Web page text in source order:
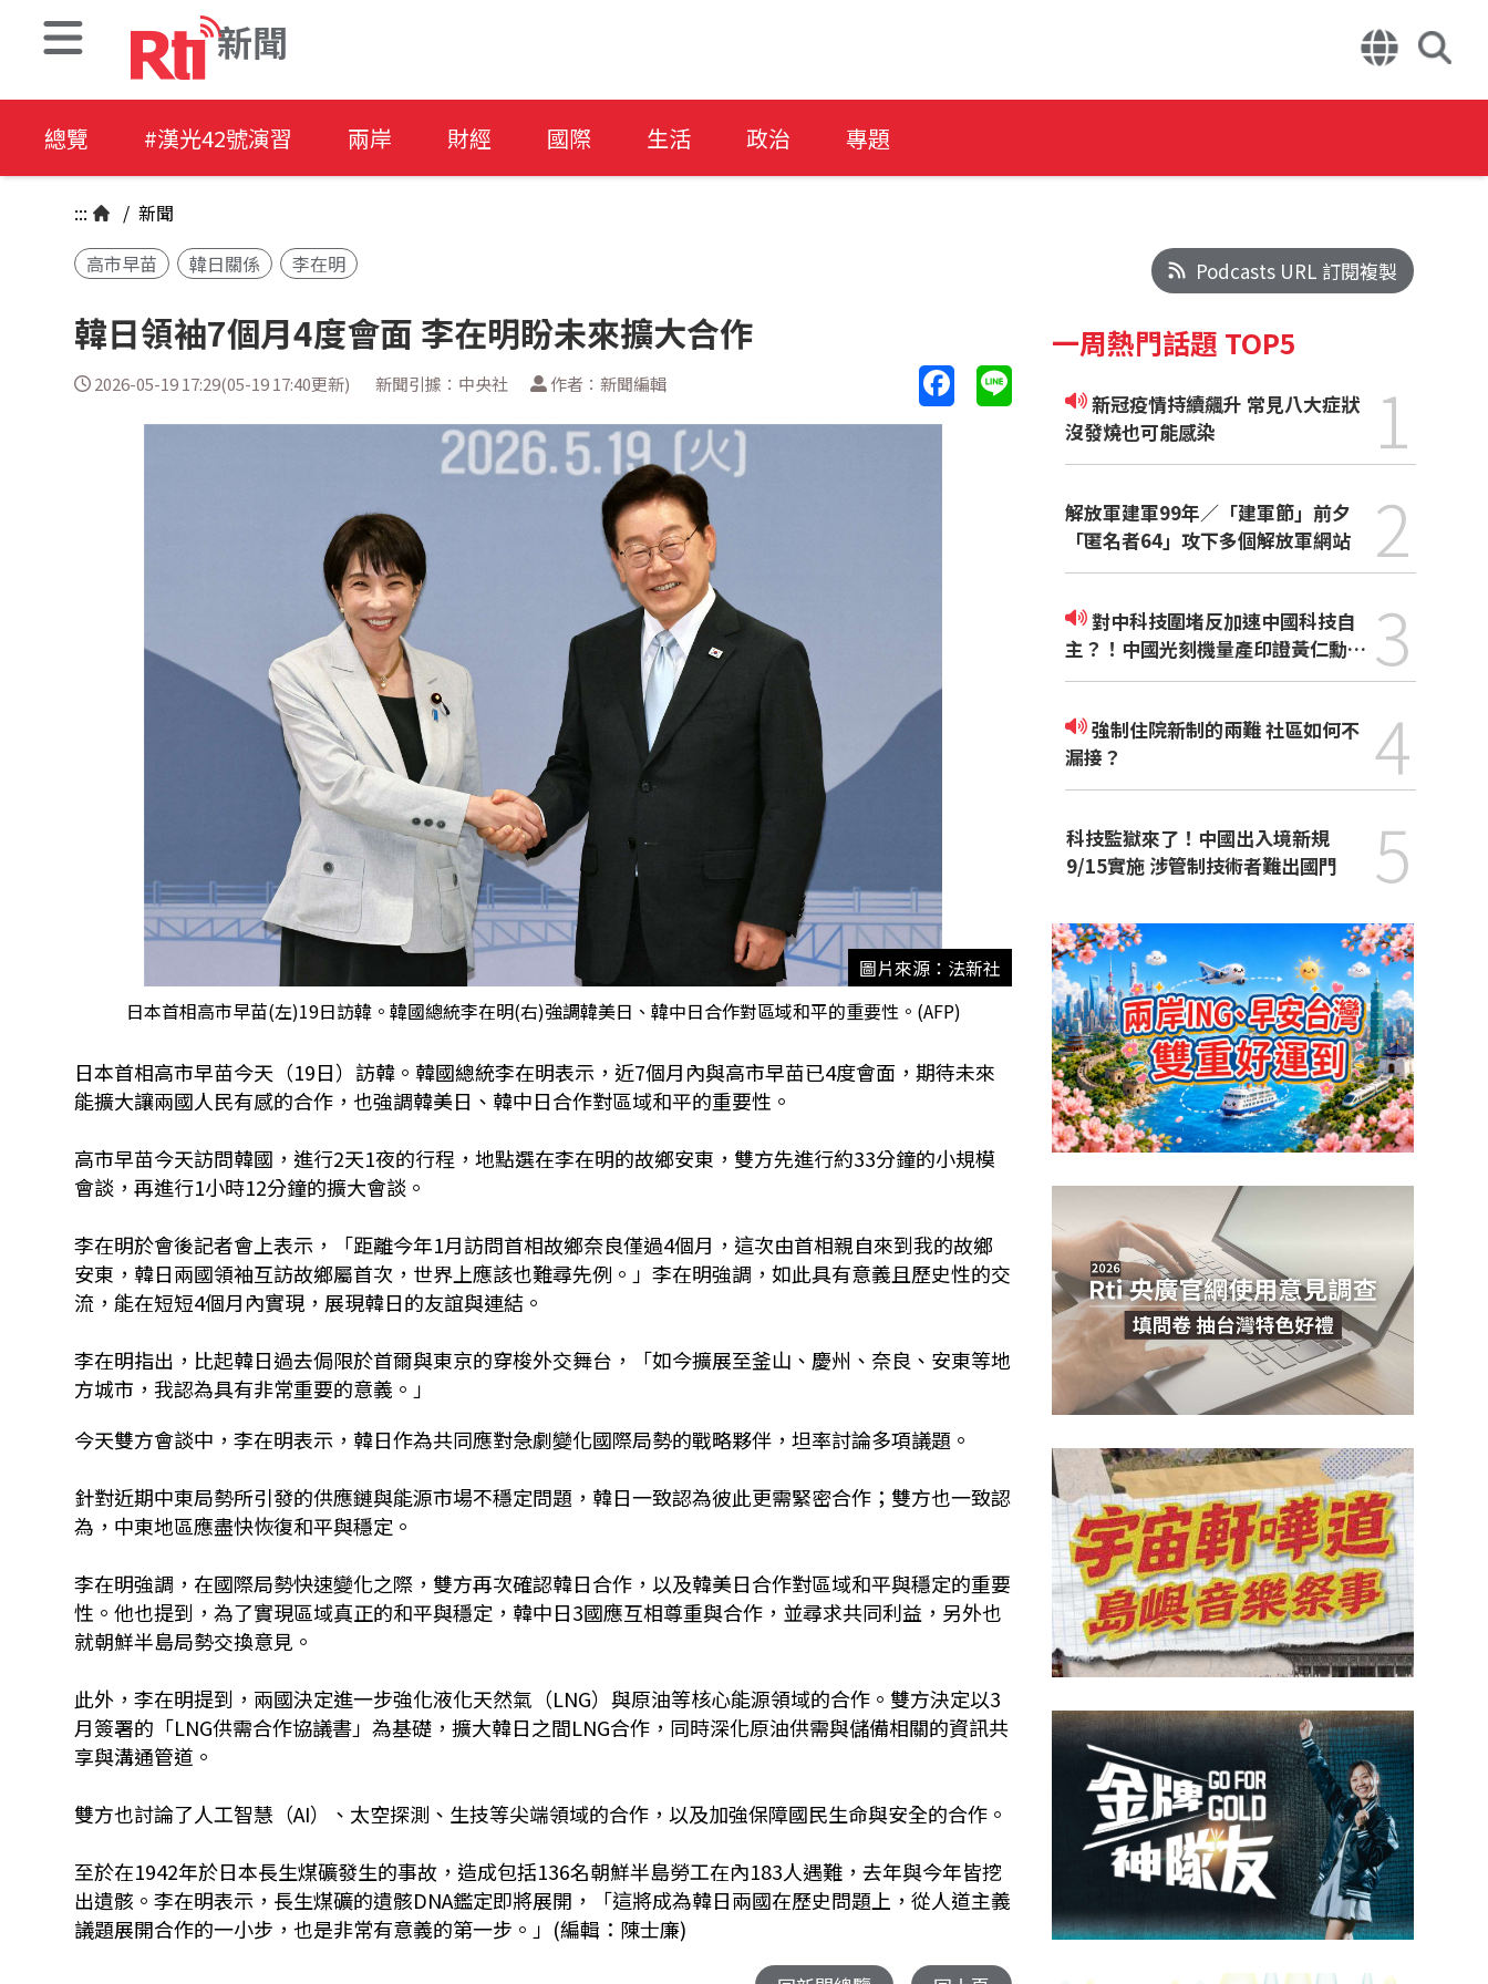
新聞
總覽 #漢光42號演習 兩岸 財經 國際 生活 政治 專題
::: / 新聞
高市早苗
韓日關係 李在明
韓日領袖7個月4度會面 李在明盼未來擴大合作
2026-05-19 17:29(05-19 17:40更新) 新聞引據：中央社 作者：新聞編輯
圖片來源：法新社
日本首相高市早苗(左)19日訪韓。韓國總統李在明(右)強調韓美日、韓中日合作對區域和平的重要性。(AFP)
日本首相高市早苗今天（19日）訪韓。韓國總統李在明表示，近7個月內與高市早苗已4度會面，期待未來
能擴大讓兩國人民有感的合作，也強調韓美日、韓中日合作對區域和平的重要性。
高市早苗今天訪問韓國，進行2天1夜的行程，地點選在李在明的故鄉安東，雙方先進行約33分鐘的小規模
會談，再進行1小時12分鐘的擴大會談。
李在明於會後記者會上表示，「距離今年1月訪問首相故鄉奈良僅過4個月，這次由首相親自來到我的故鄉
安東，韓日兩國領袖互訪故鄉屬首次，世界上應該也難尋先例。」李在明強調，如此具有意義且歷史性的交
流，能在短短4個月內實現，展現韓日的友誼與連結。
李在明指出，比起韓日過去侷限於首爾與東京的穿梭外交舞台，「如今擴展至釜山、慶州、奈良、安東等地
方城市，我認為具有非常重要的意義。」
今天雙方會談中，李在明表示，韓日作為共同應對急劇變化國際局勢的戰略夥伴，坦率討論多項議題。
針對近期中東局勢所引發的供應鏈與能源市場不穩定問題，韓日一致認為彼此更需緊密合作；雙方也一致認
為，中東地區應盡快恢復和平與穩定。
李在明強調，在國際局勢快速變化之際，雙方再次確認韓日合作，以及韓美日合作對區域和平與穩定的重要
性。他也提到，為了實現區域真正的和平與穩定，韓中日3國應互相尊重與合作，並尋求共同利益，另外也
就朝鮮半島局勢交換意見。
此外，李在明提到，兩國決定進一步強化液化天然氣（LNG）與原油等核心能源領域的合作。雙方決定以3
月簽署的「LNG供需合作協議書」為基礎，擴大韓日之間LNG合作，同時深化原油供需與儲備相關的資訊共
享與溝通管道。
雙方也討論了人工智慧（AI）、太空探測、生技等尖端領域的合作，以及加強保障國民生命與安全的合作。
至於在1942年於日本長生煤礦發生的事故，造成包括136名朝鮮半島勞工在內183人遇難，去年與今年皆挖
出遺骸。李在明表示，長生煤礦的遺骸DNA鑑定即將展開，「這將成為韓日兩國在歷史問題上，從人道主義
議題展開合作的一小步，也是非常有意義的第一步。」(編輯：陳士廉)
Podcasts URL 訂閱複製
一周熱門話題 TOP5
新冠疫情持續飆升 常見八大症狀
沒發燒也可能感染
1
解放軍建軍99年／「建軍節」前夕
「匿名者64」攻下多個解放軍網站
2
對中科技圍堵反加速中國科技自
主？！中國光刻機量產印證黃仁勳觀
點
3
強制住院新制的兩難 社區如何不
漏接？
4
科技監獄來了！中國出入境新規
9/15實施 涉管制技術者難出國門
5